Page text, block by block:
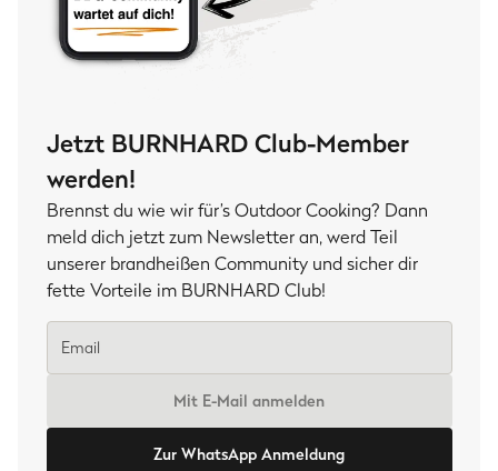
Jetzt BURNHARD Club-Member
werden!
Brennst du wie wir für’s Outdoor Cooking? Dann
meld dich jetzt zum Newsletter an, werd Teil
unserer brandheißen Community und sicher dir
fette Vorteile im BURNHARD Club!
Mit E-Mail anmelden
Zur WhatsApp Anmeldung